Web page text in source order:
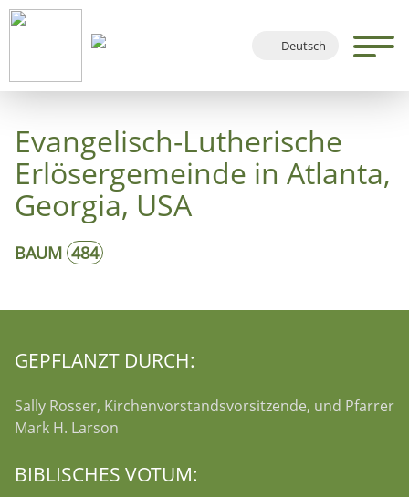
Deutsch
Español
Evangelisch-Lutherische
Erlösergemeinde in Atlanta,
Georgia, USA
BAUM 484
GEPFLANZT DURCH:
Sally Rosser, Kirchenvorstandsvorsitzende, und Pfarrer
Mark H. Larson
BIBLISCHES VOTUM: